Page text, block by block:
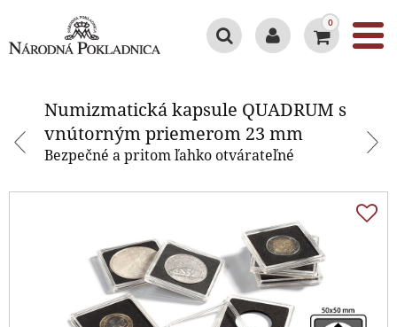
0
Numizmatická kapsule QUADRUM s
vnútorným priemerom 23 mm
Bezpečné a pritom ľahko otvárateľné
Numizmatická kapsule QUADRUM